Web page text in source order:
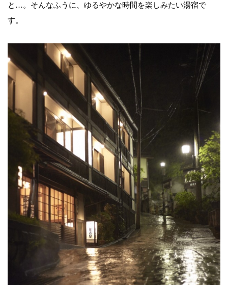
と…。そんなふうに、ゆるやかな時間を楽しみたい湯宿で
す。